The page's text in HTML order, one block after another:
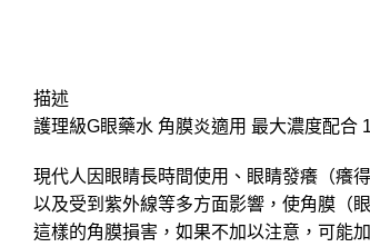
描述
護理級G眼藥水 角膜炎適用 最大濃度配合
現代人因眼睛長時間使用、眼睛發癢（癢
以及受到紫外線等多方面影響，使角膜（
這樣的角膜損害，如果不加以注意，可能